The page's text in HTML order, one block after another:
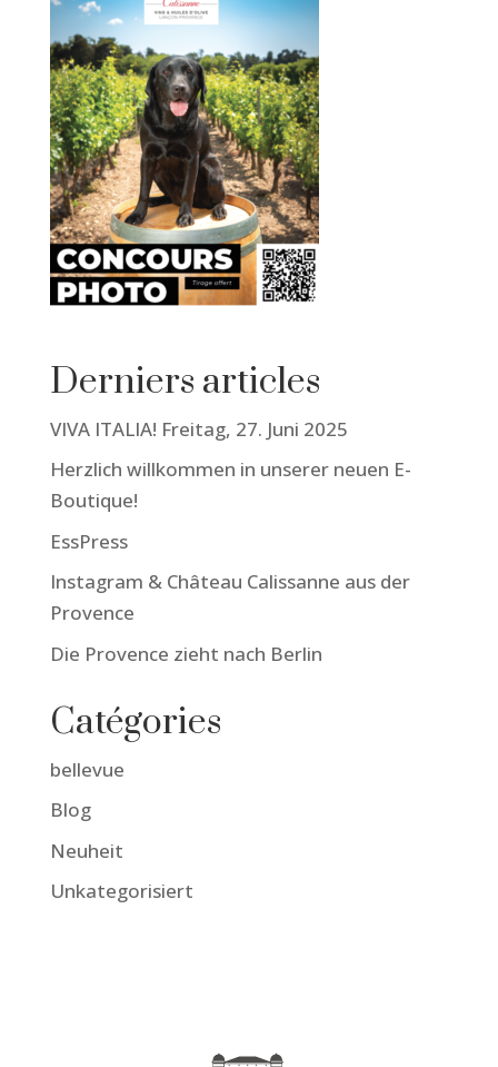
Derniers articles
VIVA ITALIA! Freitag, 27. Juni 2025
Herzlich willkommen in unserer neuen E-
Boutique!
EssPress
Instagram & Château Calissanne aus der
Provence
Die Provence zieht nach Berlin
Catégories
bellevue
Blog
Neuheit
Unkategorisiert